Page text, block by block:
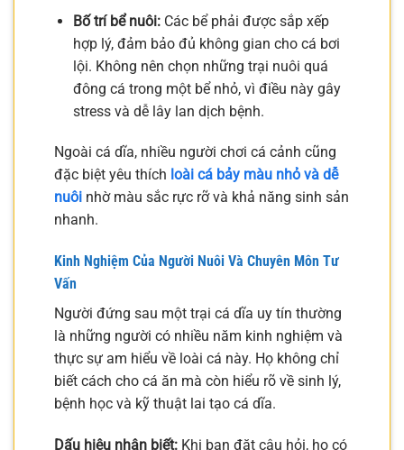
Bố trí bể nuôi:Các bể phải được sắp xếp
hợp lý, đảm bảo đủ không gian cho cá bơi
lội. Không nên chọn những trại nuôi quá
đông cá trong một bể nhỏ, vì điều này gây
stress và dễ lây lan dịch bệnh.
Ngoài cá dĩa, nhiều người chơi cá cảnh cũng
đặc biệt yêu thích loài cá bảy màu nhỏ và dễ
nuôi nhờ màu sắc rực rỡ và khả năng sinh sản
nhanh.
Kinh Nghiệm Của Người Nuôi Và Chuyên Môn Tư
Vấn
Người đứng sau một trại cá dĩa uy tín thường
là những người có nhiều năm kinh nghiệm và
thực sự am hiểu về loài cá này. Họ không chỉ
biết cách cho cá ăn mà còn hiểu rõ về sinh lý,
bệnh học và kỹ thuật lai tạo cá dĩa.
Dấu hiệu nhận biết: Khi bạn đặt câu hỏi, họ có